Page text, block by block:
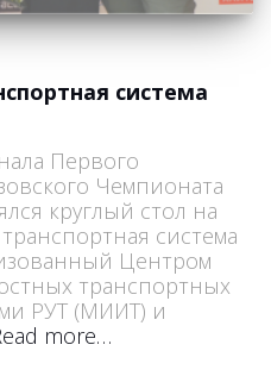
система
Первого
Чемпионата
круглый стол на
система
Центром
транспортных
РУТ (МИИТ) и
more…